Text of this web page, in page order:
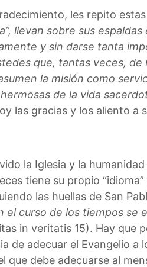
les repito
llevan sobre sus
y sin darse tanta
que, tantas veces,
la misión como
de la vida
las gracias y los aliento a
la Iglesia y la
tiene su propio
las huellas de San
curso de los tiempos se
in veritatis 15). Hay que
adecuar el Evangelio a
debe adecuarse al